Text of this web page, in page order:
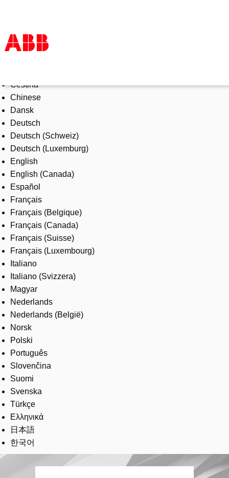
Products & Solutions
Industries
Services
About us
Where to buy
Contact us
Careers
Čeština
Chinese
Dansk
Deutsch
Deutsch (Schweiz)
Deutsch (Luxemburg)
English
English (Canada)
Español
Français
Français (Belgique)
Français (Canada)
Français (Suisse)
Français (Luxembourg)
Italiano
Italiano (Svizzera)
Magyar
Nederlands
Nederlands (België)
Norsk
Polski
Português
Slovenčina
Suomi
Svenska
Türkçe
Ελληνικά
日本語
한국어